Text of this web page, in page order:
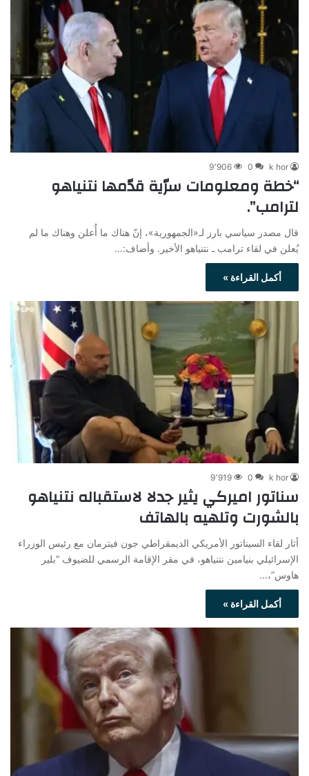
k hor
0 9٬906
“خطة ومعلومات سرّية قدّمها نتنياهو
لترامب”.
قال مصدر سياسي بارز لـ«الجمهورية»، إنّ هناك ما أُعلن وهناك ما لم
يُعلن في لقاء ترامب ـ نتنياهو الأخير. وأضاف:…
أكمل القراءة »
k hor
0 9٬919
سناتور اميركي يثير جدلا لاستقباله نتنياهو
بالشورت وتلهيه بالهاتف
أثار لقاء السيناتور الأمريكي الديمقراطي جون فيترمان مع رئيس الوزراء
الإسرائيلي بنيامين نتنياهو، في مقر الإقامة الرسمي للضيوف “بلير
هاوس”،…
أكمل القراءة »